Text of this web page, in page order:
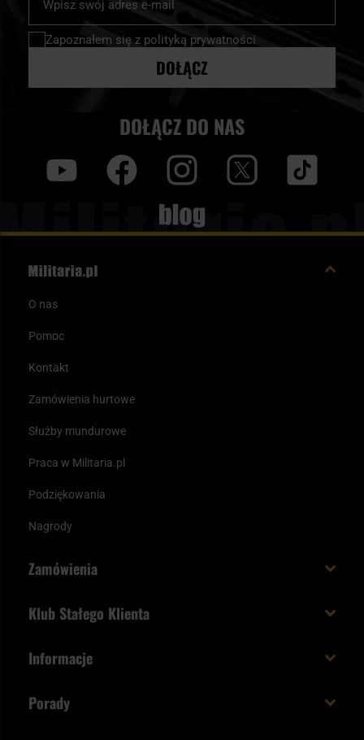
nasz
newsletter:
Zapoznałem się z polityką prywatności
DOŁĄCZ
DOŁĄCZ DO NAS
Blog
O nas
Pomoc
Kontakt
Zamówienia hurtowe
Służby mundurowe
Praca w Militaria.pl
Podziękowania
Nagrody
Zamówienia
Paczka w weekend
Status zamówienia
Klub Stałego Klienta
Unboxing Militaria.pl
Informacje
Porady